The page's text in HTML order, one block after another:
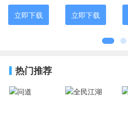
立即下载
立即下载
热门推荐